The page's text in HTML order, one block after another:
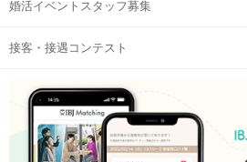
IBJ Matching 公式アプリ の参加予定ペ
QRコードをご提示ください。
※顔写真付きの身分証は、事前に【マ
ただけます。
婚活イベントスタッフ募集
接客・接遇コンテスト